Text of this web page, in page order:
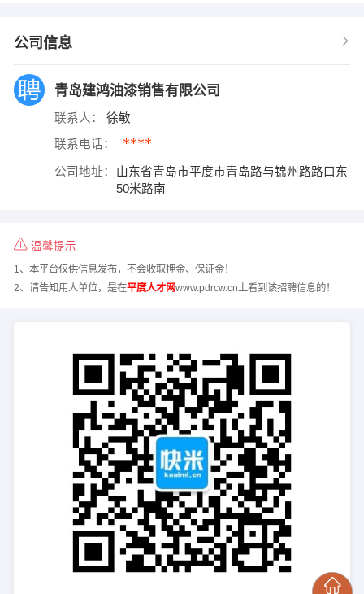
公司信息
青岛建鸿油漆销售有限公司
联系人： 徐敏
联系电话： ****
公司地址：
山东省青岛市平度市青岛路与锦州路路口东
50米路南
温馨提示
1、本平台仅供信息发布，不会收取押金、保证金！
2、请告知用人单位，是在平度人才网www.pdrcw.cn上看到该招聘信息的！